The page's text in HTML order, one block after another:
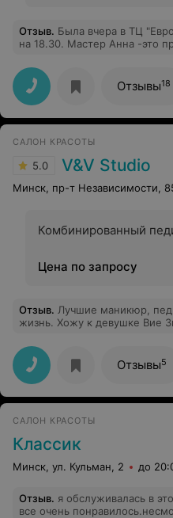
Отзыв. Была вчера в ТЦ
на 18.30. Мастер Анна -это
кропотливо выполняла
процедуры, которые мне
Спасибо большое,что
Не потеряйте её. Я 100
Пожалуйста,передайте ей
Отзывы18
САЛОН КРАСОТЫ
5.0 V&V Studio
Минск, пр-т Независимости,
Комбинированный
Цена по запросу
Отзыв. Лучшие маникюр,
жизнь. Хожу к девушке Вие
Отзывы5
САЛОН КРАСОТЫ
Классик
Минск, ул. Кульман, 2 до
Отзыв. я обслуживалась в
все очень